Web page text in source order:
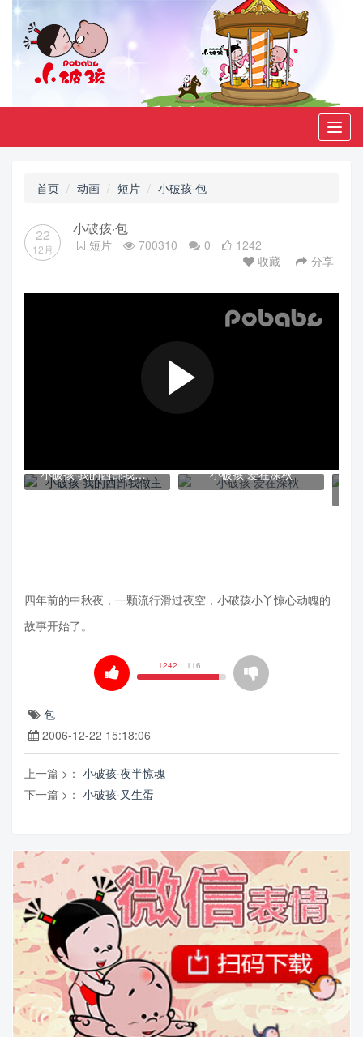
首页 动画 短片 小破孩·包
22
12月
小破孩·包
短片 700310 0
1242
收藏
分享
小破孩·我的西部我做主 小破孩·爱在深秋
四年前的中秋夜，一颗流行滑过夜空，小破孩小丫惊心动魄的
故事开始了。
1242 : 116
包
2006-12-22 15:18:06
上一篇 >： 小破孩·夜半惊魂
下一篇 >： 小破孩·又生蛋